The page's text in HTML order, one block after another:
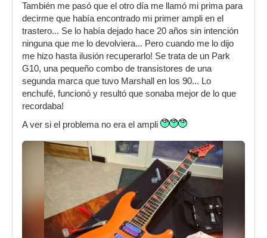
También me pasó que el otro día me llamó mi prima para
decirme que había encontrado mi primer ampli en el
trastero... Se lo había dejado hace 20 años sin intención
ninguna que me lo devolviera... Pero cuando me lo dijo
me hizo hasta ilusión recuperarlo! Se trata de un Park
G10, una pequeño combo de transistores de una
segunda marca que tuvo Marshall en los 90... Lo
enchufé, funcionó y resultó que sonaba mejor de lo que
recordaba!
A ver si el problema no era el ampli